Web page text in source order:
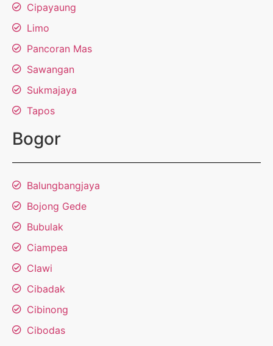
Cipayaung
Limo
Pancoran Mas
Sawangan
Sukmajaya
Tapos
Bogor
Balungbangjaya
Bojong Gede
Bubulak
Ciampea
CIawi
Cibadak
Cibinong
Cibodas